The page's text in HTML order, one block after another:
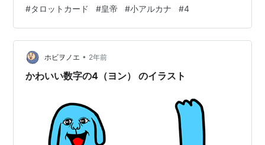
#タロットカード #皇帝 #小アルカナ #4
ホビヲノエ • 2年前
かわいい数字の4（ヨン） のイラスト